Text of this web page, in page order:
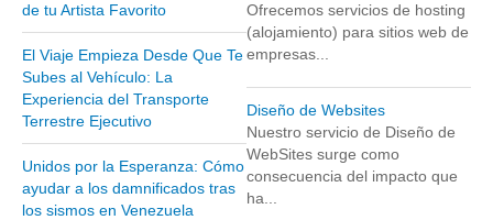
Parque Nacional Los Médanos de Coro
Parque Nacional Mochima
Parque Nacional Morrocoy
Parque Nacional Península de Paria
Parque Nacional Sierra Nevada
Parque Nacional Cinaruco-Capanaparo
de tu Artista Favorito
El Viaje Empieza Desde Que Te
Subes al Vehículo: La
Experiencia del Transporte
Terrestre Ejecutivo
Unidos por la Esperanza: Cómo
ayudar a los damnificados tras
los sismos en Venezuela
Ofrecemos servicios de hosting
(alojamiento) para sitios web de
empresas...
Diseño de Websites
Nuestro servicio de Diseño de
WebSites surge como
consecuencia del impacto que
ha...